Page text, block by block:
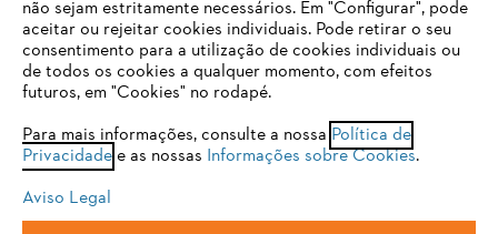
Condições gerais de venda Proteção de Dados
Sobre nós
Está utilizar um navegador que ainda não suportamos. Para
obter o melhor uso de nosso site, recomendamos que altere
para um dos seguintes navegadores:
firefox chrome
safari edge
não sejam estritamente necessários. Em "Configurar", pode
aceitar ou rejeitar cookies individuais. Pode retirar o seu
consentimento para a utilização de cookies individuais ou
de todos os cookies a qualquer momento, com efeitos
futuros, em "Cookies" no rodapé.
Para mais informações, consulte a nossa Política de
Privacidadee as nossas Informações sobre Cookies.
Aviso Legal